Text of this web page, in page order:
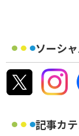
ソーシ
記事カ